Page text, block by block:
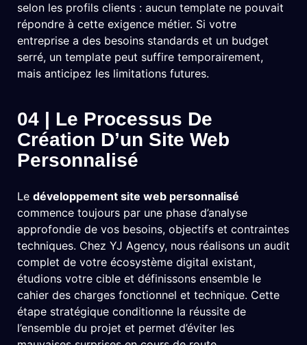
selon les profils clients : aucun template ne pouvait
répondre à cette exigence métier. Si votre
entreprise a des besoins standards et un budget
serré, un template peut suffire temporairement,
mais anticipez les limitations futures.
04 | Le Processus De
Création D’un Site Web
Personnalisé
Le développement site web personnalisé
commence toujours par une phase d’analyse
approfondie de vos besoins, objectifs et contraintes
techniques. Chez YJ Agency, nous réalisons un audit
complet de votre écosystème digital existant,
étudions votre cible et définissons ensemble le
cahier des charges fonctionnel et technique. Cette
étape stratégique conditionne la réussite de
l’ensemble du projet et permet d’éviter les